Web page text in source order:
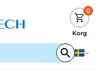
0
Korg